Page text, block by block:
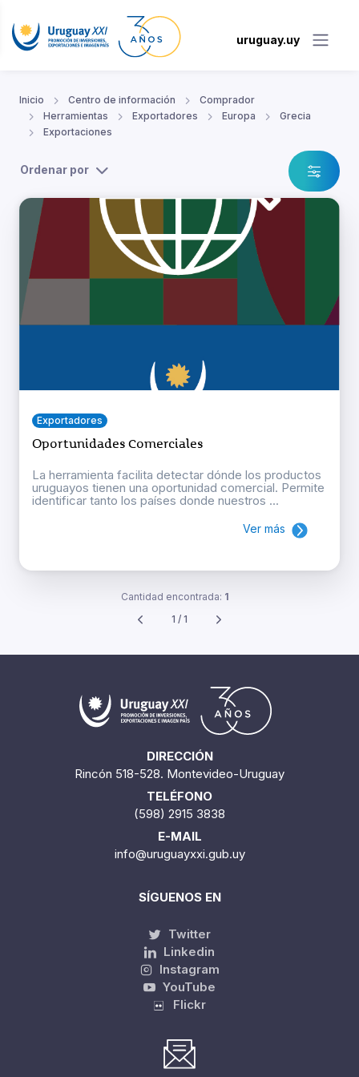
uruguay.uy
Inicio Centro de información
Comprador
Herramientas
Exportadores Europa
Grecia
Exportaciones
Ordenar por
Exportadores
Oportunidades Comerciales
La herramienta facilita detectar dónde los productos
uruguayos tienen una oportunidad comercial. Permite
identificar tanto los países donde nuestros ...
Ver más
Cantidad encontrada: 1
1 / 1
DIRECCIÓN
Rincón 518-528. Montevideo-Uruguay
TELÉFONO
(598) 2915 3838
E-MAIL
info@uruguayxxi.gub.uy
SÍGUENOS EN
Twitter
Linkedin
Instagram
YouTube
Flickr